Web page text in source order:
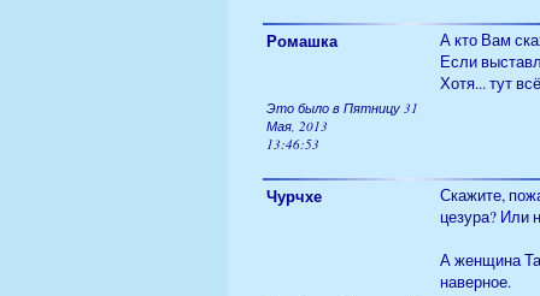
Ромашка
А кто Вам
Если
Хотя... тут
Это было в Пятницу 31
Мая, 2013
13:46:53
Чурчхе
Скажите,
цезура? Или
А женщина
наверное.